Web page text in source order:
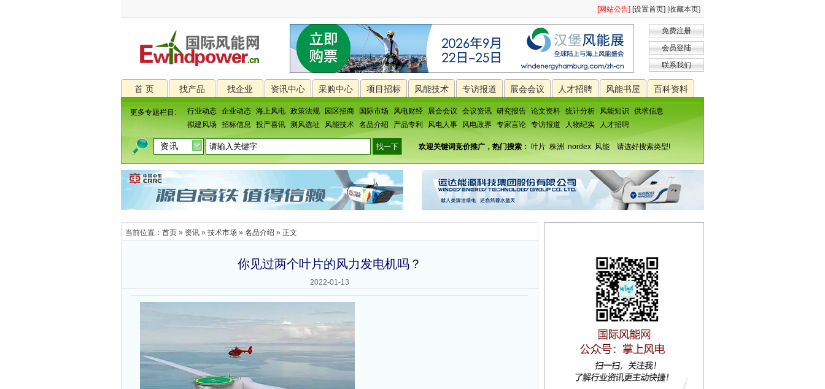
[网站公告] [设置首页] [收藏本页]
免费注册
会员登陆
联系我们
首 页 找产品 找企业 资讯中心 采购中心 项目招标 风能技术 专访报道 展会会议 人才招聘 风能书屋 百科资料
更多专题栏目: 行业动态 企业动态 海上风电 政策法规 园区招商 国际市场 风电财经 展会会议 会议资讯 研究报告 论文资料 统计分析 风能知识
供求信息
拟建风场
招标信息 投产喜讯 测风选址 风能技术 名品介绍 产品专利 风电人事 风电政界 专家言论 专访报道 人物纪实 人才招聘
欢迎关键词竞价推广，热门搜索： 叶片 株洲 nordex 风能 请选好搜索类型!
当前位置： 首页 » 资讯 » 技术市场 » 名品介绍 » 正文
你见过两个叶片的风力发电机吗？
2022-01-13